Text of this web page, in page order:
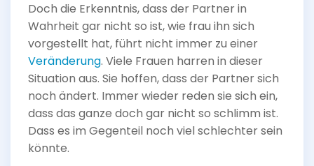
Doch die Erkenntnis, dass der Partner in
Wahrheit gar nicht so ist, wie frau ihn sich
vorgestellt hat, führt nicht immer zu einer
Veränderung. Viele Frauen harren in dieser
Situation aus. Sie hoffen, dass der Partner sich
noch ändert. Immer wieder reden sie sich ein,
dass das ganze doch gar nicht so schlimm ist.
Dass es im Gegenteil noch viel schlechter sein
könnte.